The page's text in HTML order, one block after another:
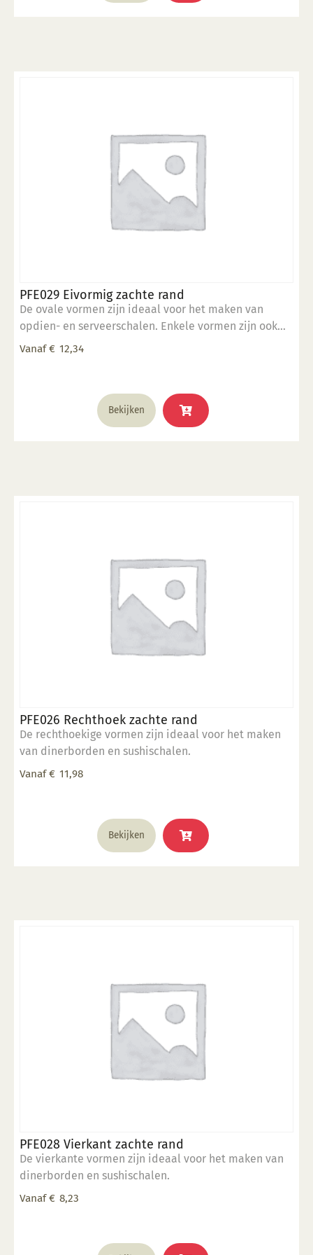
PFE029 Eivormig zachte rand
De ovale vormen zijn ideaal voor het maken van
opdien- en serveerschalen. Enkele vormen zijn ook
stapelbaar. 5" x 7" inch
Vanaf € 12,34
Bekijken
Dit
product
op
de
productpagina
PFE026 Rechthoek zachte rand
De rechthoekige vormen zijn ideaal voor het maken
van dinerborden en sushischalen.
Vanaf € 11,98
Bekijken
Dit
product
heeft
op
de
productpagina
PFE028 Vierkant zachte rand
De vierkante vormen zijn ideaal voor het maken van
dinerborden en sushischalen.
Vanaf € 8,23
Dit